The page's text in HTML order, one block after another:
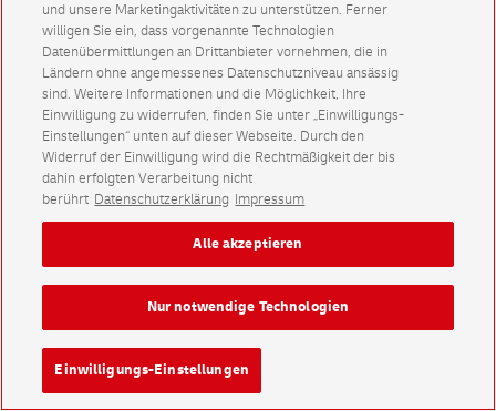
und unsere Marketingaktivitäten zu unterstützen. Ferner
willigen Sie ein, dass vorgenannte Technologien
Datenübermittlungen an Drittanbieter vornehmen, die in
Ländern ohne angemessenes Datenschutzniveau ansässig
sind. Weitere Informationen und die Möglichkeit, Ihre
Einwilligung zu widerrufen, finden Sie unter „Einwilligungs-
Einstellungen“ unten auf dieser Webseite. Durch den
Widerruf der Einwilligung wird die Rechtmäßigkeit der bis
dahin erfolgten Verarbeitung nicht
berührt Datenschutzerklärung Impressum
Einwilligungs-Einstellungen
Nur notwendige Technologien
Alle akzeptieren